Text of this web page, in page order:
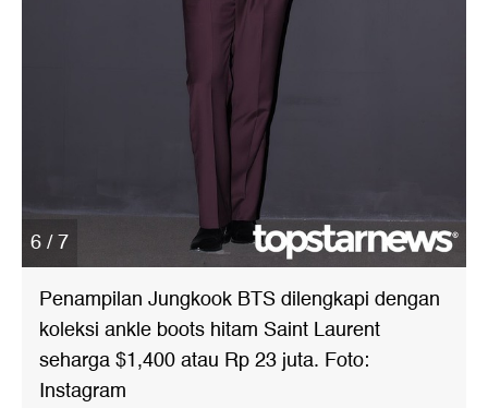
6 / 7
Penampilan Jungkook BTS dilengkapi dengan
koleksi ankle boots hitam Saint Laurent
seharga $1,400 atau Rp 23 juta. Foto:
Instagram